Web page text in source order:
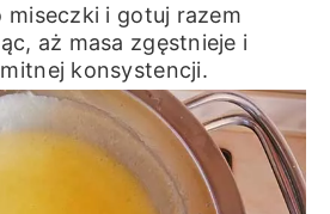
miseczki i gotuj razem
aż masa zgęstnieje i
konsystencji.